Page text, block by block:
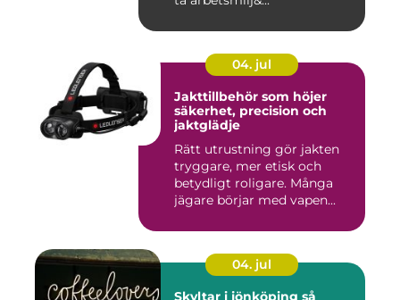
04. jul
Jakttillbehör som höjer
säkerhet, precision och
jaktglädje
Rätt utrustning gör jakten
tryggare, mer etisk och
betydligt roligare. Många
jägare börjar med vapen...
04. jul
Skyltar i jönköping så